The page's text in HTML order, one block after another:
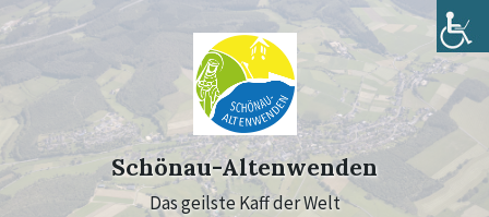
to
content
to
main
navigation
to
footer
Schönau-Altenwenden
Das geilste Kaff der Welt